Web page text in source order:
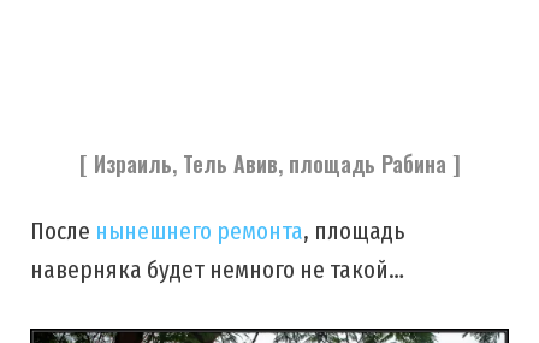
[ Израиль, Тель Авив, площадь Рабина ]
После нынешнего ремонта, площадь
наверняка будет немного не такой…